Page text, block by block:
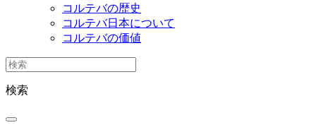
コルテバの歴史
コルテバ日本について
コルテバの価値
検索